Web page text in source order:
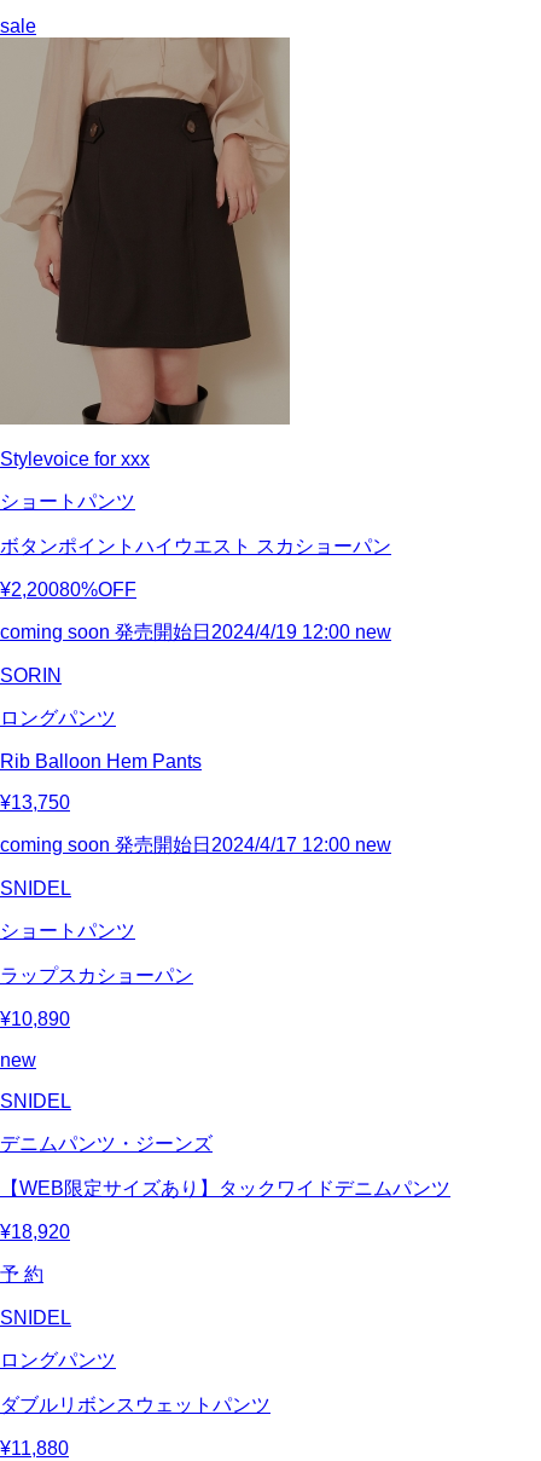
sale
Stylevoice for xxx
ショートパンツ
ボタンポイントハイウエスト スカショーパン
¥2,20080%OFF
coming soon 発売開始日2024/4/19 12:00 new
SORIN
ロングパンツ
Rib Balloon Hem Pants
¥13,750
coming soon 発売開始日2024/4/17 12:00 new
SNIDEL
ショートパンツ
ラップスカショーパン
¥10,890
new
SNIDEL
デニムパンツ・ジーンズ
【WEB限定サイズあり】タックワイドデニムパンツ
¥18,920
予 約
SNIDEL
ロングパンツ
ダブルリボンスウェットパンツ
¥11,880